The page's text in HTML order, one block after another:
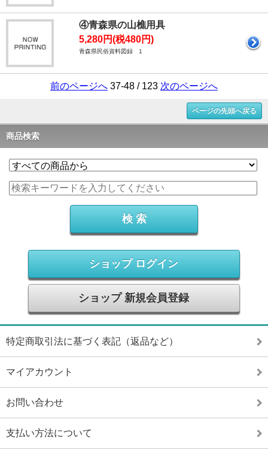
④青森県の山樵用具
5,280円(税480円)
青森県民俗資料図録 1
前のページへ 37-48 / 123 次のページへ
ページの先頭へ戻る
商品検索
ショップ ログイン
ショップ 新規会員登録
特定商取引法に基づく表記（返品など）
マイアカウント
お問い合わせ
支払い方法について